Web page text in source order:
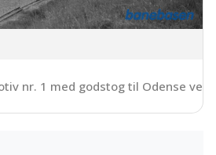
nr. 1 med godstog til Odense